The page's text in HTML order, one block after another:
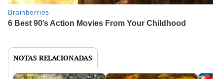
NOTAS RELACIONADAS